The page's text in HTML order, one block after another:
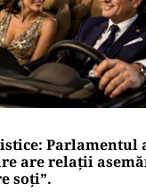
Parlamentul
are relații
soți”.